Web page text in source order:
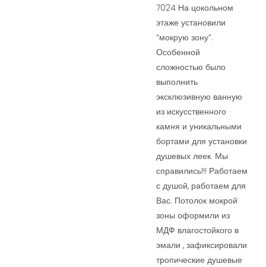
7024 На цокольном
этаже установили
“мокрую зону”.
Особенной
сложностью было
выполнить
эксклюзивную ванную
из искусственного
камня и уникальными
бортами для установки
душевых леек. Мы
справились!!! Работаем
с душой, работаем для
Вас. Потолок мокрой
зоны оформили из
МДФ влагостойкого в
эмали , зафиксировали
тропические душевые